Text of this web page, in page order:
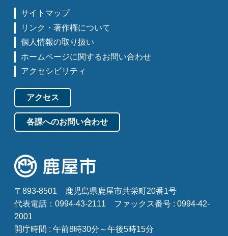
サイトマップ
リンク・著作権について
個人情報の取り扱い
ホームページに関するお問い合わせ
アクセシビリティ
アクセス
各課へのお問い合わせ
〒893-8501
鹿児島県鹿屋市共栄町20番1号
代表電話：0994-43-2111
ファックス番号 : 0994-42-
2001
開庁時間 : 午前8時30分～午後5時15分